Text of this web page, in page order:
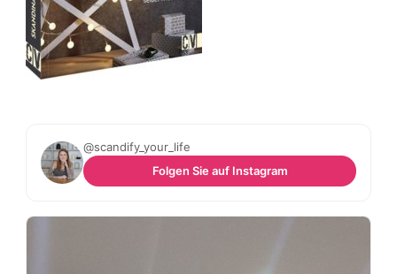
@scandify_your_life
Folgen Sie auf Instagram